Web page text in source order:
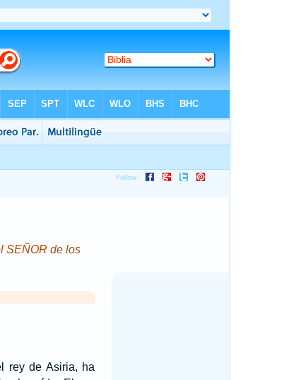
SEÑOR de los
rey de Asiria, ha